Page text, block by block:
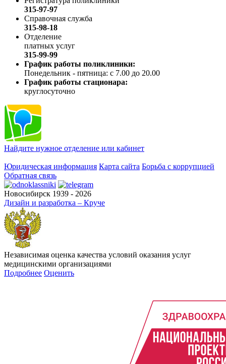
315-97-97
Справочная служба
315-98-18
Отделение
платных услуг
315-99-99
График работы поликлиники:
Понедельник - пятница: с 7.00 до 20.00
График работы стационара:
круглосуточно
Найдите нужное отделение или кабинет
Юридическая информация Карта сайта Борьба с коррупцией
Обратная связь
Новосибирск 1939 - 2026
Дизайн и разработка – Круче
Независимая оценка качества условий оказания услуг
медицинскими организациями
Подробнее Оценить